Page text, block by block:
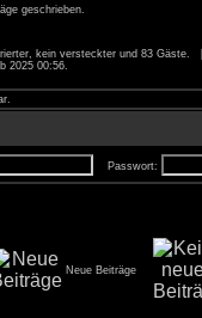
geschrieben.
kein versteckter und 83
2025 00:56.
Passwort:
Neue Beiträge